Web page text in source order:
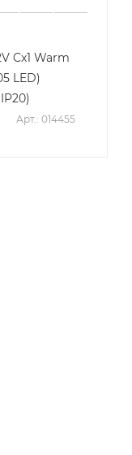
Cx1 Warm
LED)
Арт.: 014455